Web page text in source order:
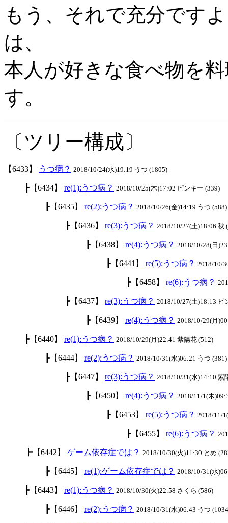
もう、それで充分で
は、
本人が好きな食べ物を
す。
〔ツリー構成〕
【6433】 うつ病？ 2018/10/24(水)19:19 うつ (1805)
┣【6434】 re(1):うつ病？ 2018/10/25(木)17:02 ピンキー (339)
┣【6435】 re(2):うつ病？ 2018/10/26(金)14:19 うつ (588)
┣【6436】 re(3):うつ病？ 2018/10/27(土)18:06 秋
┣【6438】 re(4):うつ病？ 2018/10/28(日
┣【6441】 re(5):うつ病？ 2018/10/
┣【6458】 re(6):うつ病？
┣【6437】 re(3):うつ病？ 2018/10/27(土)18:13 ピ
┣【6439】 re(4):うつ病？ 2018/10/29(月
┣【6440】 re(1):うつ病？ 2018/10/29(月)22:41 紫陽花 (512)
┣【6444】 re(2):うつ病？ 2018/10/31(水)06:21 うつ (381)
┣【6447】 re(3):うつ病？ 2018/10/31(水)14:10 紫
┣【6450】 re(4):うつ病？ 2018/11/1(木
┣【6453】 re(5):うつ病？ 2018/11/
┣【6455】 re(6):うつ病？
┣【6442】 ゲーム依存症では？ 2018/10/30(火)11:30 とめ
┣【6445】 re(1):ゲーム依存症では？ 2018/10/31(水
┣【6443】 re(1):うつ病？ 2018/10/30(火)22:58 さくら (586)
┣【6446】 re(2):うつ病？ 2018/10/31(水)06:43 うつ